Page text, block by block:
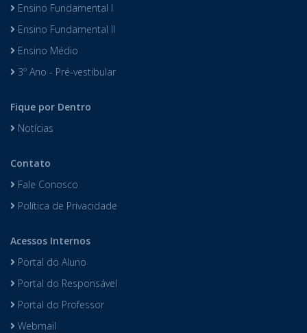
Ensino Fundamental I
Ensino Fundamental II
Ensino Médio
3º Ano - Pré-vestibular
Fique por Dentro
Notícias
Contato
Fale Conosco
Política de Privacidade
Acessos Internos
Portal do Aluno
Portal do Responsável
Portal do Professor
Webmail